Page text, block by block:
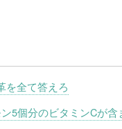
を全て答えろ
5個分のビタミンCが含